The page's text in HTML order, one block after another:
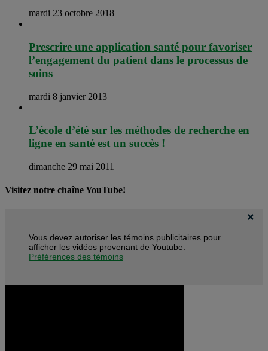
mardi 23 octobre 2018
Prescrire une application santé pour favoriser
l’engagement du patient dans le processus de
soins
mardi 8 janvier 2013
L’école d’été sur les méthodes de recherche en
ligne en santé est un succès !
dimanche 29 mai 2011
Visitez notre chaîne YouTube!
Vous devez autoriser les témoins publicitaires pour
afficher les vidéos provenant de Youtube.
Préférences des témoins